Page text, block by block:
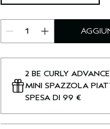
2 BE CURLY
MINI SPAZZOLA
SPESA DI 99 €